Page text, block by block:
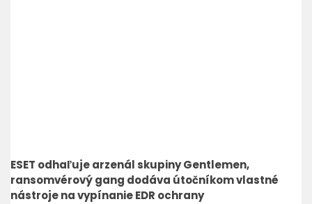
ESET odhaľuje arzenál skupiny Gentlemen,
ransomvérový gang dodáva útočníkom vlastné
nástroje na vypínanie EDR ochrany